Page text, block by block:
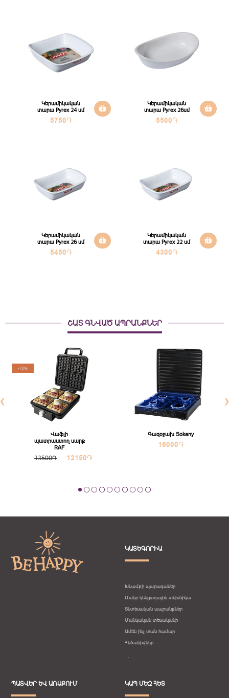
Կերամիկական
տարա Pyrex 24 սմ
5750֏
Կերամիկական
տարա Pyrex 26սմ
5500֏
Կերամիկական
տարա Pyrex 26 սմ
5450֏
Կերամիկական
տարա Pyrex 22 սմ
4300֏
ՇԱՏ ԳՆՎԱԾ ԱՊՐԱՆՔՆԵՐ
-10%
Վաֆլի
պատրաստող սարք
RAF
13500֏ 12150֏
Գազօջախ Sokany
16000֏
‹ ›
ԿԱՏԵԳՈՐԻԱ
Խնամքի պարագաներ
Մանր կենցաղային տեխնիկա
Տնտեսական ապրանքներ
Մանկական տեսականի
Ամեն ինչ տան համար
Հեծանիվներ
․․․
ՊԱՏՎԵՐ ԵՎ ԱՌԱՔՈՒՄ ԿԱՊ ՄԵԶ ՀԵՏ